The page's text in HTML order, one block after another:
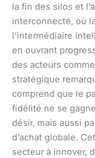
la fin des silos et
interconnecté, où
l’intermédiaire
en ouvrant
des acteurs comme
stratégique
comprend que le
fidélité ne se
désir, mais aussi
d’achat globale.
secteur à innover,